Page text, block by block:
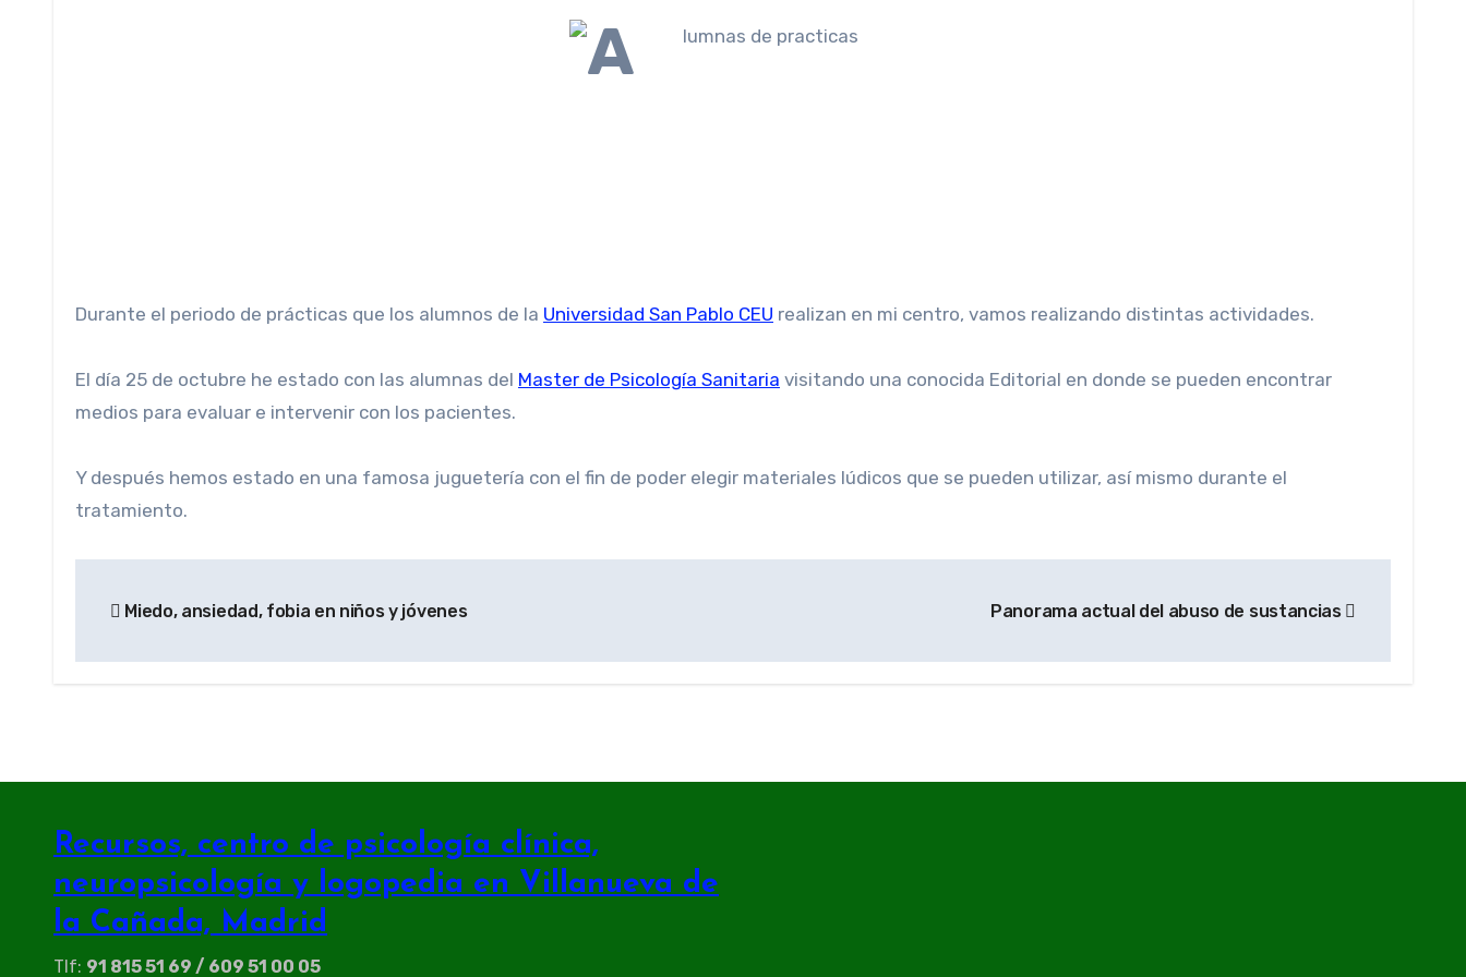
Durante el periodo de prácticas que los alumnos de la Universidad San Pablo CEU realizan en mi centro, vamos realizando distintas actividades.
El día 25 de octubre he estado con las alumnas del Master de Psicología Sanitaria visitando una conocida Editorial en donde se pueden encontrar
medios para evaluar e intervenir con los pacientes.
Y después hemos estado en una famosa juguetería con el fin de poder elegir materiales lúdicos que se pueden utilizar, así mismo durante el
tratamiento.
de
entradas
Miedo, ansiedad, fobia en niños y jóvenes Panorama actual del abuso de sustancias
Recursos, centro de psicología clínica,
neuropsicología y logopedia en Villanueva de
la Cañada, Madrid
Tlf: 91 815 51 69 / 609 51 00 05